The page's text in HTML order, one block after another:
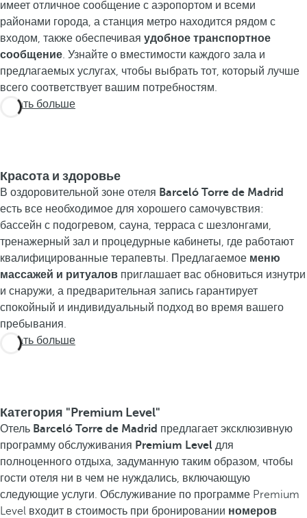
имеет отличное сообщение с аэропортом и всеми
районами города, а станция метро находится рядом с
входом, также обеспечивая удобное транспортное
сообщение. Узнайте о вместимости каждого зала и
предлагаемых услугах, чтобы выбрать тот, который лучше
всего соответствует вашим потребностям.
Узнать больше
Красота и здоровье
В оздоровительной зоне отеля Barceló Torre de Madrid
есть все необходимое для хорошего самочувствия:
бассейн с подогревом, сауна, терраса с шезлонгами,
тренажерный зал и процедурные кабинеты, где работают
квалифицированные терапевты. Предлагаемое меню
массажей и ритуалов приглашает вас обновиться изнутри
и снаружи, а предварительная запись гарантирует
спокойный и индивидуальный подход во время вашего
пребывания.
Узнать больше
Категория "Premium Level"
Отель Barceló Torre de Madrid предлагает эксклюзивную
программу обслуживания Premium Level для
полноценного отдыха, задуманную таким образом, чтобы
гости отеля ни в чем не нуждались, включающую
следующие услуги. Обслуживание по программе Premium
Level входит в стоимость при бронировании номеров